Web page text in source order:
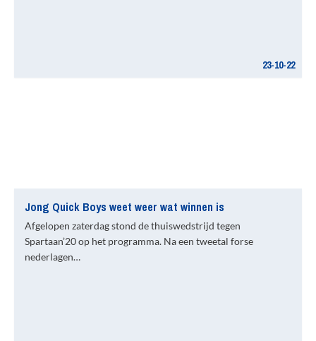
23-10-22
Jong Quick Boys weet weer wat winnen is
Afgelopen zaterdag stond de thuiswedstrijd tegen
Spartaan’20 op het programma. Na een tweetal forse
nederlagen…